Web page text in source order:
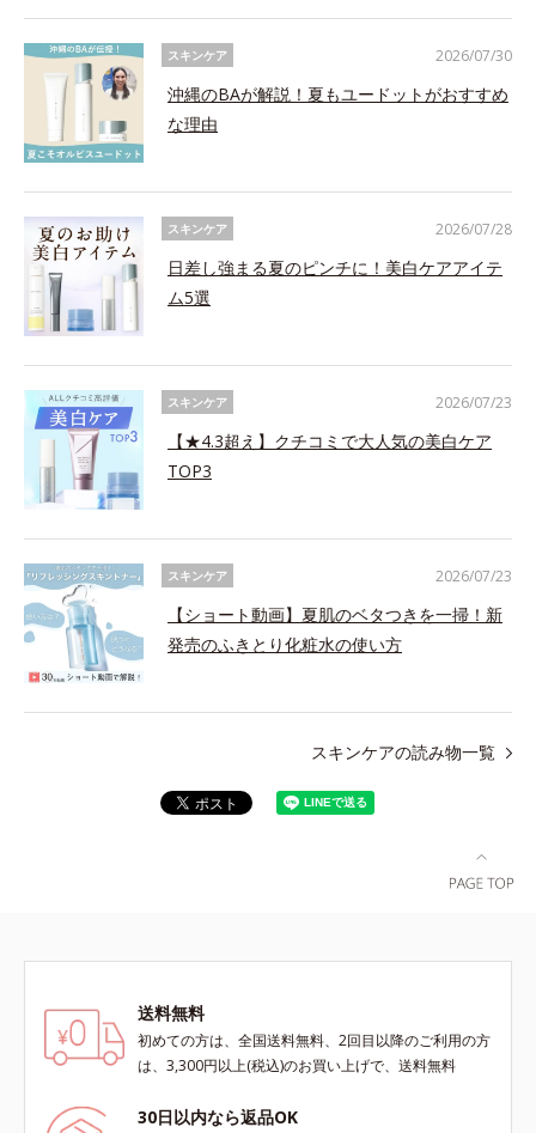
スキンケア
沖縄のBAが解説！夏もユードットがおすすめ
な理由
2026/07/30
スキンケア
日差し強まる夏のピンチに！美白ケアアイテ
ム5選
2026/07/28
スキンケア
【★4.3超え】クチコミで大人気の美白ケア
TOP3
2026/07/23
スキンケア
【ショート動画】夏肌のベタつきを一掃！新
発売のふきとり化粧水の使い方
2026/07/23
スキンケアの読み物一覧
送料無料
初めての方は、全国送料無料、2回目以降のご利用の方
は、3,300円以上(税込)のお買い上げで、送料無料
30日以内なら返品OK